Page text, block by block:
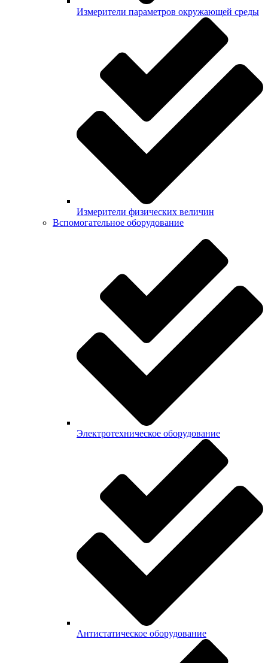
Измерители параметров окружающей среды
Измерители физических величин
Вспомогательное оборудование
Электротехническое оборудование
Антистатическое оборудование